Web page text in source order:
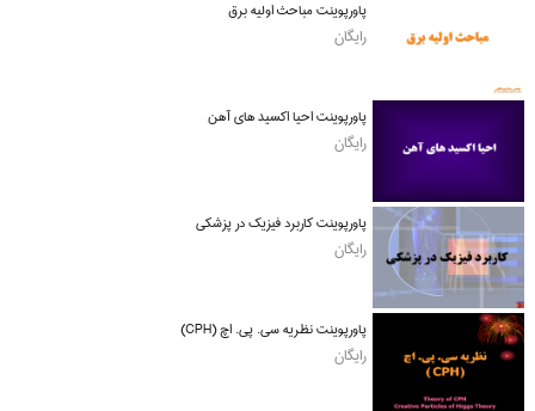
پاورپوینت مباحث اولیه برق
رایگان
پاورپوینت احیا اکسید های آهن
رایگان
پاورپوینت کاربرد فیزیک در پزشکی
رایگان
پاورپوینت نظریه سی. پی. اچ (CPH)
رایگان